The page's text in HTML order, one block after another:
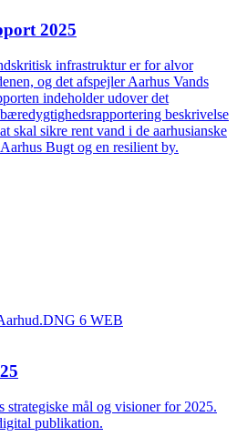
2025
infrastruktur er for alvor
og det afspejler Aarhus Vands
indeholder udover det
beskrivelse
skal sikre rent vand i de aarhusianske
Bugt og en resilient by.
mål og visioner for 2025.
publikation.